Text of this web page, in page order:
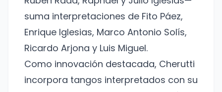
suma interpretaciones de Fito Páez,
Enrique Iglesias, Marco Antonio Solís,
Ricardo Arjona y Luis Miguel.
Como innovación destacada, Cherutti
incorpora tangos interpretados con su